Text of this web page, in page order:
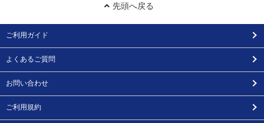
先頭へ戻る
ご利用ガイド
よくあるご質問
お問い合わせ
ご利用規約